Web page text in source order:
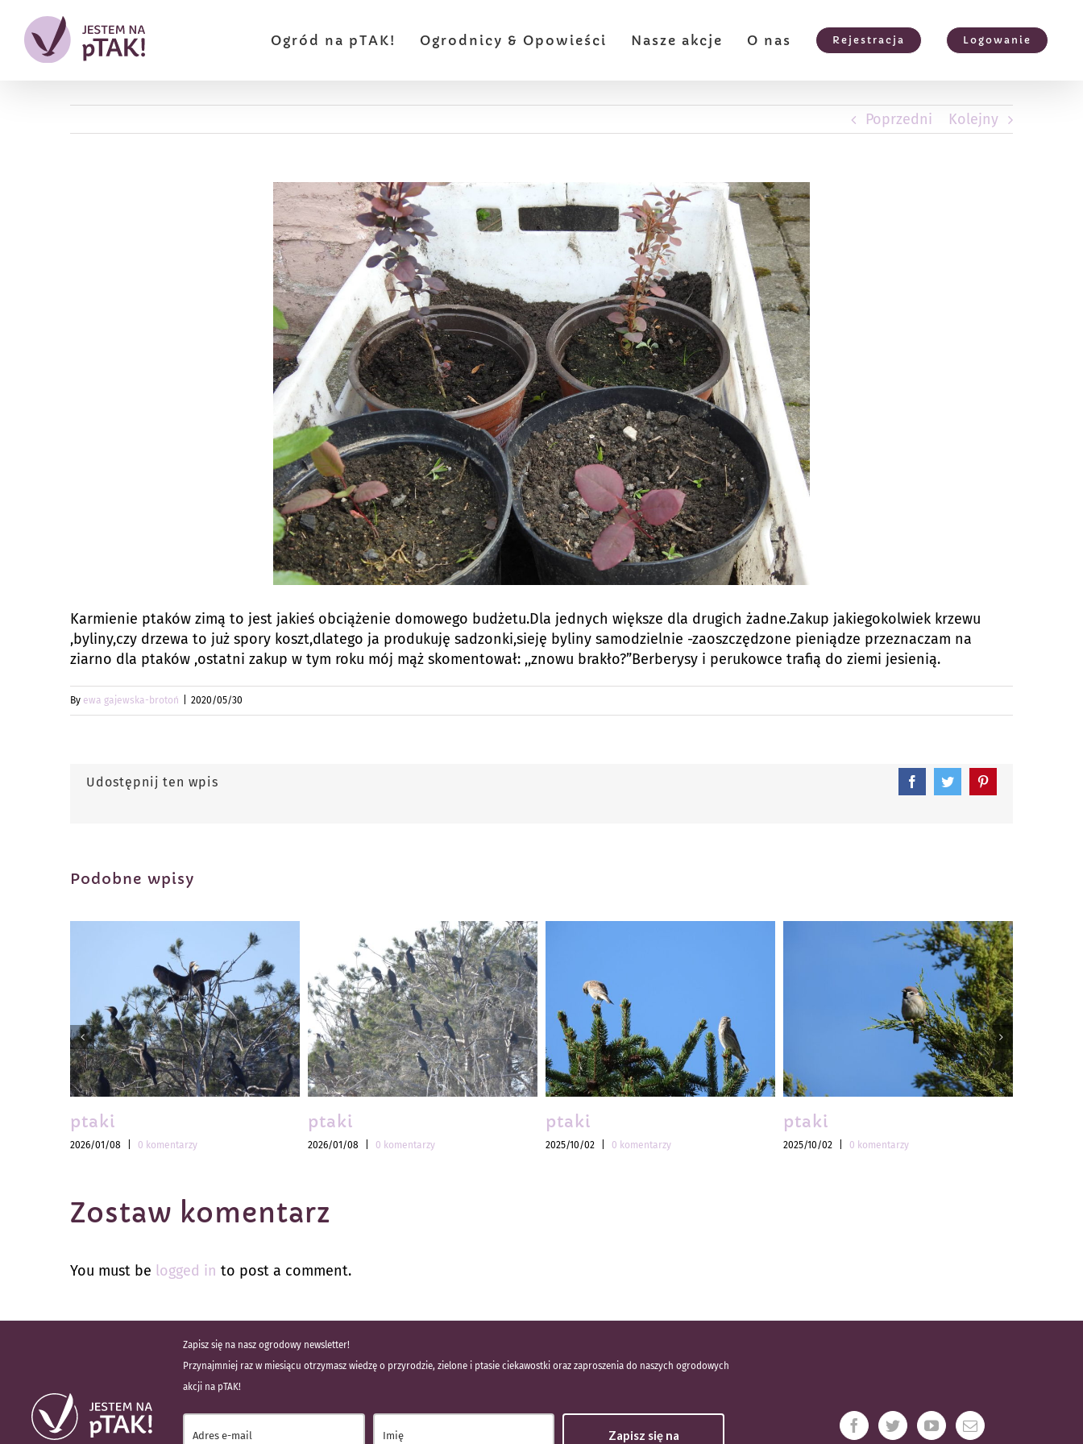
zawartości
Ogród na pTAK! Ogrodnicy & Opowieści Nasze akcje O nas Rejestracja Logowanie
Poprzedni Kolejny
Karmienie ptaków zimą to jest jakieś obciążenie domowego budżetu.Dla jednych większe dla drugich żadne.Zakup jakiegokolwiek krzewu
,byliny,czy drzewa to już spory koszt,dlatego ja produkuję sadzonki,sieję byliny samodzielnie -zaoszczędzone pieniądze przeznaczam na
ziarno dla ptaków ,ostatni zakup w tym roku mój mąż skomentował: ,,znowu brakło?”Berberysy i perukowce trafią do ziemi jesienią.
By ewa gajewska-brotoń 2020/05/30
Udostępnij ten wpis FacebookTwitterPinterest
Podobne wpisy
ptaki
2026/01/08 0 komentarzy
ptaki
2026/01/08 0 komentarzy
ptaki
2025/10/02 0 komentarzy
ptaki
2025/10/02 0 komentarzy
Zostaw komentarz
You must be logged in to post a comment.
Zapisz się na nasz ogrodowy newsletter!
Przynajmniej raz w miesiącu otrzymasz wiedzę o przyrodzie, zielone i ptasie ciekawostki oraz zaproszenia do naszych ogrodowych
akcji na pTAK!
Zapisz się na